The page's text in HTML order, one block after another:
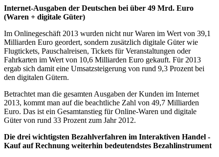
Internet-Ausgaben der Deutschen bei über 49 Mrd. Euro
(Waren + digitale Güter)
Im Onlinegeschäft 2013 wurden nicht nur Waren im Wert von 39,1
Milliarden Euro geordert, sondern zusätzlich digitale Güter wie
Flugtickets, Pauschalreisen, Tickets für Veranstaltungen oder
Fahrkarten im Wert von 10,6 Milliarden Euro gekauft. Für 2013
ergab sich damit eine Umsatzsteigerung von rund 9,3 Prozent bei
den digitalen Gütern.
Betrachtet man die gesamten Ausgaben der Kunden im Internet
2013, kommt man auf die beachtliche Zahl von 49,7 Milliarden
Euro. Das ist ein Gesamtanstieg für Online-Waren und digitale
Güter von rund 33 Prozent zum Jahr 2012.
Die drei wichtigsten Bezahlverfahren im Interaktiven Handel -
Kauf auf Rechnung weiterhin bedeutendstes Bezahlinstrument